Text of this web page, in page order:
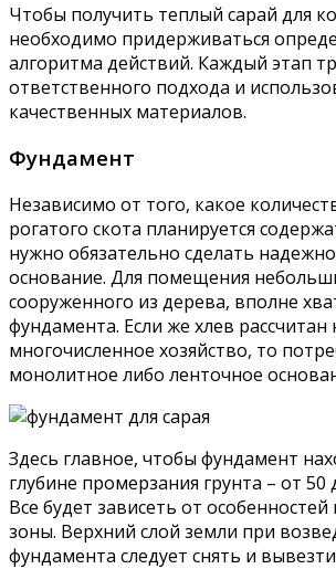
Чтобы получить теплый сарай для
необходимо придерживаться
алгоритма действий. Каждый этап
ответственного подхода и
качественных материалов.
Фундамент
Независимо от того, какое
рогатого скота планируется
нужно обязательно сделать
основание. Для помещения
сооруженного из дерева, вполне
фундамента. Если же хлев рассчитан
многочисленное хозяйство, то
монолитное либо ленточное
Здесь главное, чтобы фундамент
глубине промерзания грунта – от 50
Все будет зависеть от
зоны. Верхний слой земли при
фундамента следует снять и